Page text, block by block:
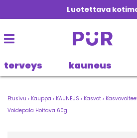
Luotettava
terveys kauneus
Etusivu › Kauppa › KAUNEUS › Kasvot ›
Voidepala Hoitava 60g